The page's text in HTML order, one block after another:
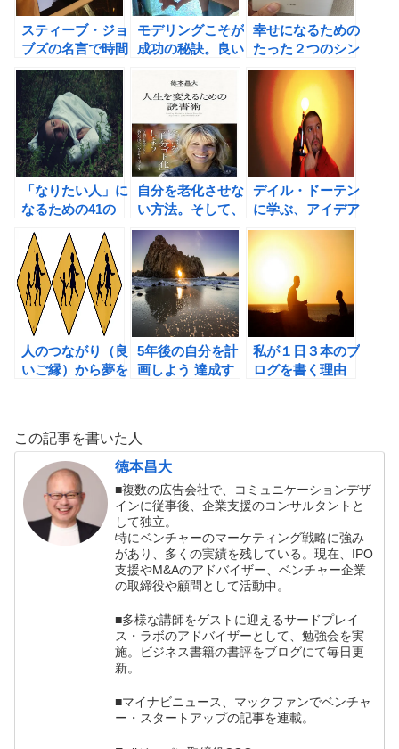
スティーブ・ジョ
ブズの名言で時間
をコントロールし
よう！
モデリングこそが
成功の秘訣。良い
的に真似しよう！
幸せになるための
たった２つのシン
プルなルール。今
日が楽しくなる魔
法の言葉（アーニ
ー・J・ゼリンス
キー著）の書評
「なりたい人」に
なるための41の
著）の書評
自分を老化させな
い方法。そして、
新刊「人生を変え
るための読書術」
のご案内
デイル・ドーテン
に学ぶ、アイデア
のつくり方、
人のつながり（良
いご縁）から夢を
5年後の自分を計
画しよう 達成す
私が１日３本のブ
ログを書く理由
この記事を書いた人
徳本昌大
■複数の広告会社で、コミュニケーションデザ
インに従事後、企業支援のコンサルタントと
して独立。
特にベンチャーのマーケティング戦略に強み
があり、多くの実績を残している。現在、IPO
支援やM&Aのアドバイザー、ベンチャー企業
の取締役や顧問として活動中。
■多様な講師をゲストに迎えるサードプレイ
ス・ラボのアドバイザーとして、勉強会を実
施。ビジネス書籍の書評をブログにて毎日更
新。
■マイナビニュース、マックファンでベンチャ
ー・スタートアップの記事を連載。